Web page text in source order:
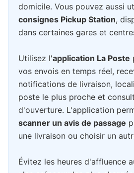
domicile. Vous pouvez aussi
consignes Pickup Station,
dans certaines gares et
Utilisez l'application La Poste
vos envois en temps réel,
notifications de livraison,
poste le plus proche et
d'ouverture. L'application
scanner un avis de passage
une livraison ou choisir un
Évitez les heures d'affluence